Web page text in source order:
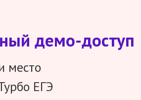
демо-доступ
место
ЕГЭ